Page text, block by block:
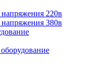
220в
380в